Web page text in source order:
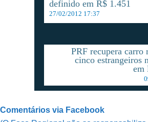
definido em R$ 1.451
27/02/2012 17:37
PRF recupera carro
cinco estrangeiros
em
Comentários via Facebook